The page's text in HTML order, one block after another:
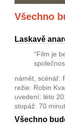
Všechno
Laskavě
“Film je
námět, scénář:
režie: Robin
uvedení: léto
stopáž: 70 minut
Všechno